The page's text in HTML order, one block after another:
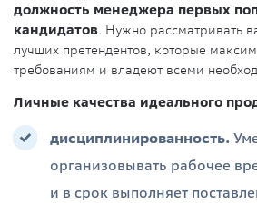
должность менеджера первых
кандидатов. Нужно рассматривать
лучших претендентов, которые
требованиям и владеют всеми
Личные качества идеального
дисциплинированность.
организовывать рабочее
и в срок выполняет